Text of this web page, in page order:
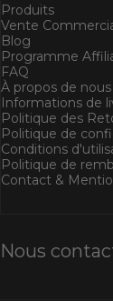
Produits
Vente
Blog
Programme
FAQ
À propos de nous
Informations de
Politique des
Politique de
Conditions
Politique de
Contact &
Nous